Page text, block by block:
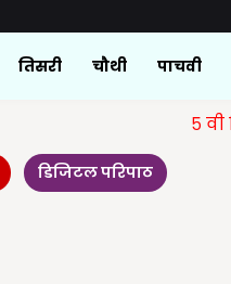
तिसरी चौथी पाचवी
५ वी शिष्यवृत्ती
डिजिटल परिपाठ